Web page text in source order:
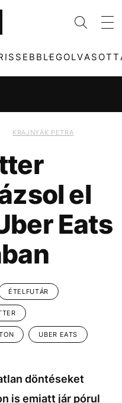
TUDOMÁNY
FESZTIVÁL
KRAJNYÁK PETRA
el
Eats
ÉTELFUTÁR
UBER EATS
döntéseket
is emiatt jár pórul